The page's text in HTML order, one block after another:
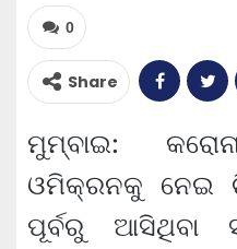
0
Share
ମୁମ୍ବାଇ:
ଓମିକ୍ରନକୁ ନେଇ
ପୂର୍ବରୁ ଆସିଥିବା